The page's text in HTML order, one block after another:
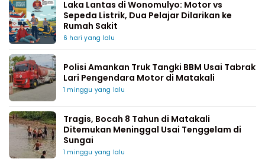
Laka Lantas di Wonomulyo: Motor vs
Sepeda Listrik, Dua Pelajar Dilarikan ke
Rumah Sakit
6 hari yang lalu
Polisi Amankan Truk Tangki BBM Usai Tabrak
Lari Pengendara Motor di Matakali
1 minggu yang lalu
Tragis, Bocah 8 Tahun di Matakali
Ditemukan Meninggal Usai Tenggelam di
Sungai
1 minggu yang lalu